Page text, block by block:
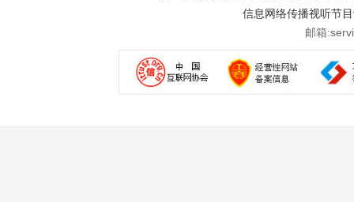
信息网络传播视听节
邮箱